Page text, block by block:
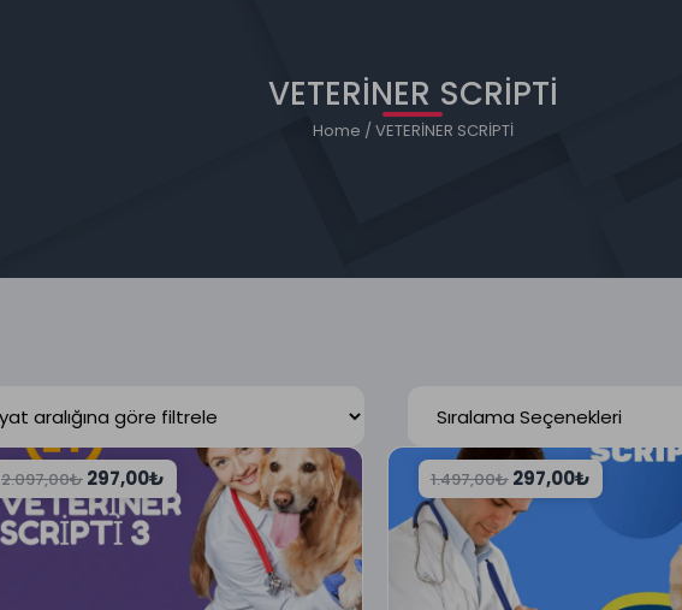
VETERİNER SCRİPTİ
Home / VETERİNER SCRİPTİ
2.097,00₺ 297,00₺ 1.497,00₺ 297,00₺